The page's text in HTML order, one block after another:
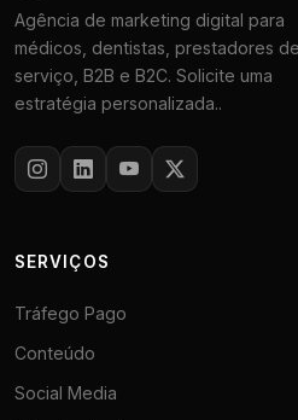
Agência de marketing digital para
médicos, dentistas, prestadores de
serviço, B2B e B2C. Solicite uma
estratégia personalizada..
SERVIÇOS
Tráfego Pago
Conteúdo
Social Media